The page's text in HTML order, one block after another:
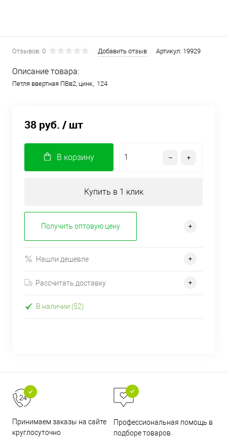
Отзывов: 0 Добавить отзыв Артикул: 19929
Описание товара:
Петля ввертная ПВв2, цинк, 124
38 руб. / шт
В корзину
Купить в 1 клик
Получить оптовую цену
Нашли дешевле
Рассчитать доставку
В наличии (52)
Принимаем заказы на сайте
круглосуточно
Профессиональная помощь в
подборе товаров